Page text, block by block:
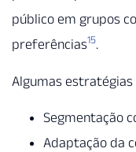
público em grupos
preferências15.
Algumas estratégias
Segmentação
Adaptação da